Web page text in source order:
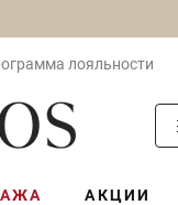
лояльности
АКЦИИ